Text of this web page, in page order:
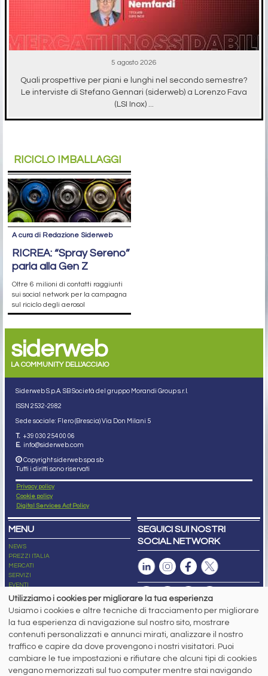
5 agosto 2026
Quali prospettive per piani e lunghi nel secondo semestre?
Le interviste di Stefano Gennari (siderweb) a Lorenzo Fava
(LSI Inox) ...
RICICLO IMBALLAGGI
A cura di Redazione Siderweb
RICREA: “Spray Sereno”
parla alla Gen Z
Oltre 6 milioni di contatti raggiunti
sui social network per la campagna
sul riciclo degli aerosol
siderweb
LA COMMUNITY DELL'ACCIAIO
Siderweb S.p.A. SB Società del gruppo Morandi Group s.r.l.
ISSN 2532-2982
Sede sociale: Flero (Brescia) Via Don Milani 5
T. +39 030 254 00 06
E. info@siderweb.com
Copyright siderweb spa sb
Tutti i diritti sono riservati
Privacy policy
Cookie policy
Digital Services Act Policy
MENU
NEWS
PREZZI ITALIA
MERCATI
SERVIZI
EVENTI
ABBONAMENTI
NEWSLETTER
SEGUICI SUI NOSTRI
SOCIAL NETWORK
Capitale Sociale: 190.000€ interamente versato
Registro delle Imprese di Brescia
Codice Fiscale e Partita I.V.A.:IT03562320170
R.E.A. n. 419331
www.siderweb.com: Autorizzazione del Tribunale di Brescia n. 11/2004 del 17
Utilizziamo i cookies per migliorare la tua esperienza
Usiamo i cookies e altre tecniche di tracciamento per migliorare
la tua esperienza di navigazione sul nostro sito, mostrare
contenuti personalizzati e annunci mirati, analizzare il nostro
traffico e capire da dove provengono i nostri visitatori. Puoi
cambiare le tue impostazioni e rifiutare che alcuni tipi di cookies
vengano memorizzati sul tuo computer mentre stai navigando